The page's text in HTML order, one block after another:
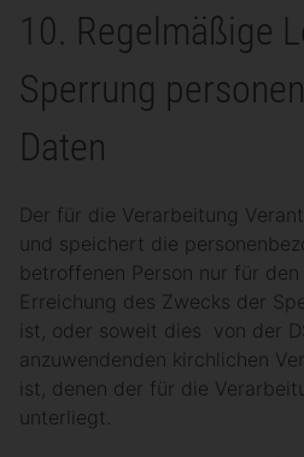
10. Regelmäßige
Sperrung
Daten
Der für die Verarbeitung
und speichert die
betroffenen Person nur für
Erreichung des Zwecks der
ist, oder soweit dies von der
anzuwendenden kirchlichen
ist, denen der für die
unterliegt.